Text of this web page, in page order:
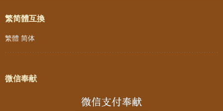
繁简體互換
繁體 简体
微信奉献